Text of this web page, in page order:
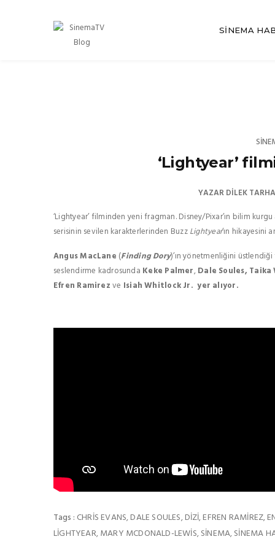
SINEMA
‘Lightyear’
YAZARDILEK
‘Lightyear’ filminden yeni fragman. Disney/Pixar’ın bilim
serisinin sevilen karakterlerinden BuzzLightyear‘ın hikayesini
Angus MacLane (Finding Dory)’ın yönetmenliğini
seslendirme kadrosunda Keke Palmer,Dale Soules, Taika
Efren Ramirezve Isiah Whitlock Jr. yer alıyor.
Tags : CHRIS EVANS,DALE SOULES,DIZI,EFREN RAMIREZ,
LIGHTYEAR,MARY MCDONALD-LEWIS,SINEMA,SINEMA